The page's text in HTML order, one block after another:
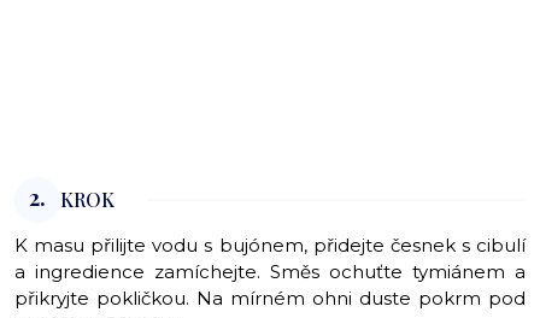
2. KROK
K masu přilijte vodu s bujónem, přidejte česnek s cibulí
a ingredience zamíchejte. Směs ochuťte tymiánem a
přikryjte pokličkou. Na mírném ohni duste pokrm pod